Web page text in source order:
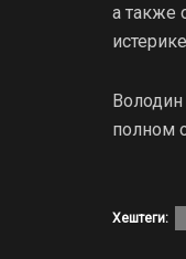
а также
Володин
полном
Хештеги: